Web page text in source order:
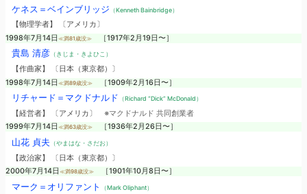
ケネス＝ベインブリッジ （Kenneth Bainbridge）
【物理学者】 〔アメリカ〕
1998年7月14日 ≪満81歳没≫ ［1917年2月19日〜］
貴島 清彦（きじま・きよひこ）
【作曲家】 〔日本（東京都）〕
1998年7月14日 ≪満89歳没≫ ［1909年2月16日〜］
リチャード＝マクドナルド （Richard “Dick” McDonald）
【経営者】 〔アメリカ〕 ※マクドナルド 共同創業者
1999年7月14日 ≪満63歳没≫ ［1936年2月26日〜］
山花 貞夫 （やまはな・さだお）
【政治家】 〔日本（東京都）〕
2000年7月14日 ≪満98歳没≫ ［1901年10月8日〜］
マーク＝オリファント （Mark Oliphant）